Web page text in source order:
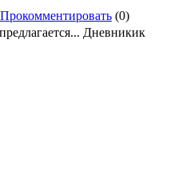
Прокомментировать (0)
Дневникик